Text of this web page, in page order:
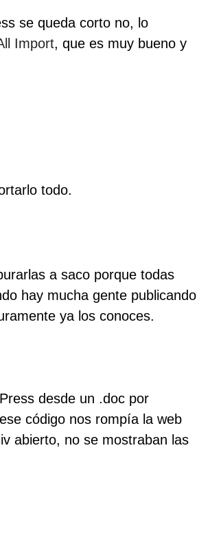
se queda corto no, lo
Import, que es muy bueno y
todo.
a saco porque todas
hay mucha gente publicando
ya los conoces.
desde un .doc por
código nos rompía la web
abierto, no se mostraban las